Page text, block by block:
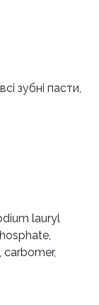
зубні пасти,
lauryl
carbomer,